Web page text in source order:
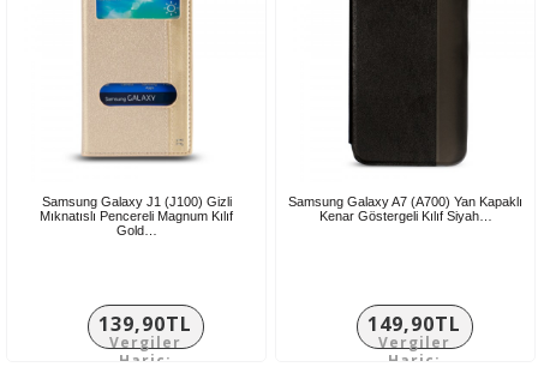
Samsung Galaxy J1 (J100) Gizli
Mıknatıslı Pencereli Magnum Kılıf
Gold…
139,90TL
Vergiler
Hariç:
Samsung Galaxy A7 (A700) Yan Kapaklı
Kenar Göstergeli Kılıf Siyah…
149,90TL
Vergiler
Hariç: